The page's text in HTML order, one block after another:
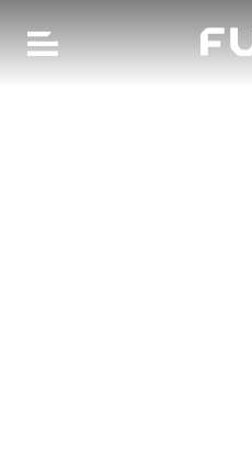
Hauptnavigation öffnen
SPRACHE